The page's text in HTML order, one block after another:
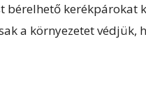
bérelhető kerékpárokat
a környezetet védjük,